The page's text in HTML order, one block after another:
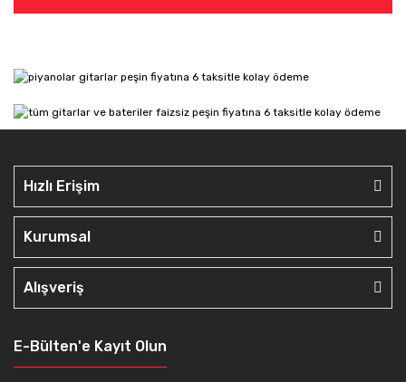
Hızlı Erişim
Kurumsal
Alışveriş
E-Bülten'e Kayıt Olun